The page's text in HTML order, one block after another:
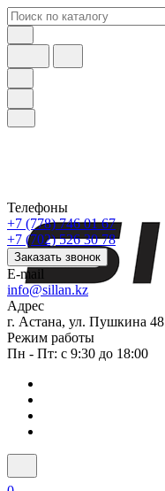
Телефоны
+7 (778) 746 01 67
+7 (702) 526 30 78
Заказать звонок
E-mail
info@sillan.kz
Адрес
г. Астана, ул. Пушкина 48
Режим работы
Пн - Пт: с 9:30 до 18:00